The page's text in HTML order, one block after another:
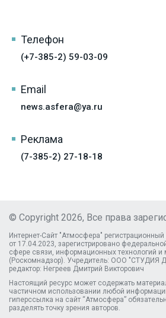
Телефон
(+7-385-2) 59-03-09
Email
news.asfera@ya.ru
Реклама
(7-385-2) 27-18-18
© Copyright 2026, Все права
Интернет-Сайт "Атмосфера"
от 17.04.2023, зарегистрировано
сфере связи, информационных технологий
(Роскомнадзор). Учредитель: ООО "СТУДИЯ
редактор: Негреев Дмитрий Викторович
Настоящий ресурс может содержать
частичном использовании любой
гиперссылка на сайт “Атмосфера”
разделять точку зрения авторов.